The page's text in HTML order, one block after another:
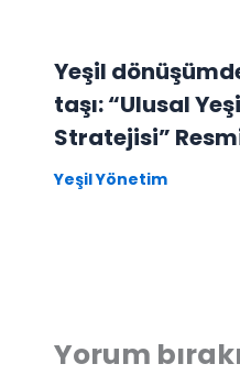
Yeşil
taşı: “Ulusal
Stratejisi”
Yeşil Yönetim
Yorum